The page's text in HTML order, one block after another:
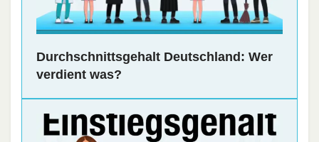
Durchschnittsgehalt Deutschland: Wer
verdient was?